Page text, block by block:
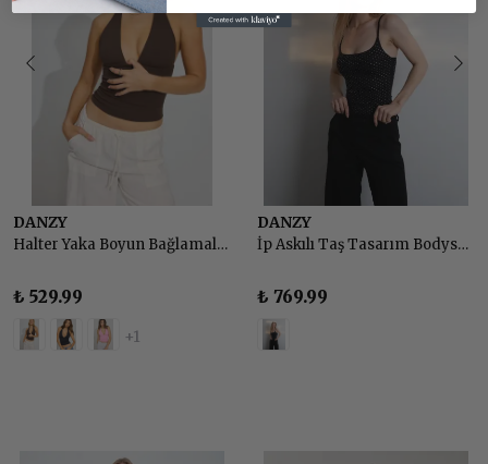
DANZY
Halter Yaka Boyun Bağlamalı Sırt Dekolteli Top Body
₺ 529.99
+1
DANZY
İp Askılı Taş Tasarım Bodysuit - SİYAH
₺ 769.99